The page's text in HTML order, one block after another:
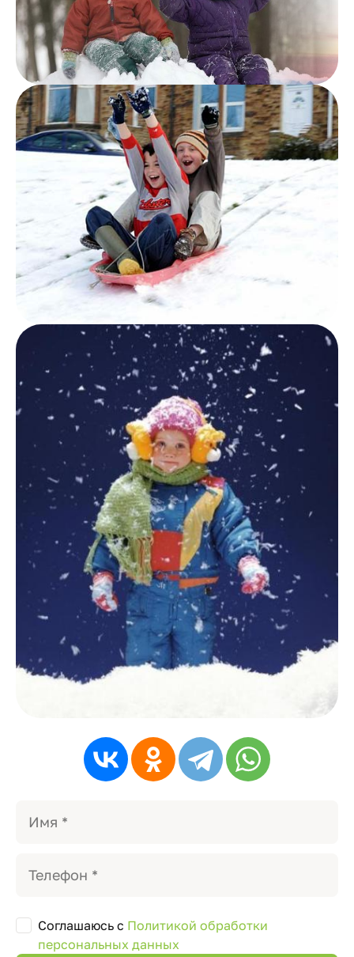
Соглашаюсь с Политикой обработки
персональных данных